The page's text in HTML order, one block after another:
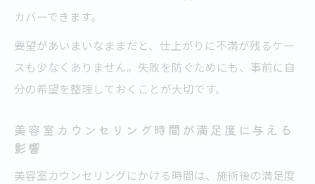
カバーできます。
要望があいまいなままだと、仕上がりに不満が残るケー
スも少なくありません。失敗を防ぐためにも、事前に自
分の希望を整理しておくことが大切です。
美容室カウンセリング時間が満足度に与える
影響
美容室カウンセリングにかける時間は、施術後の満足度